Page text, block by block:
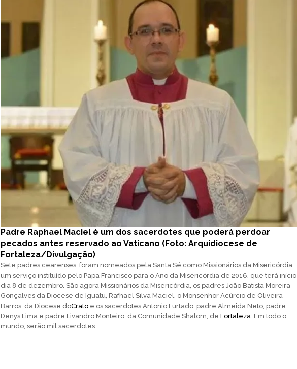
Padre Raphael Maciel é um dos sacerdotes que poderá perdoar
pecados antes reservado ao Vaticano (Foto: Arquidiocese de
Fortaleza/Divulgação)
Sete padres cearenses foram nomeados pela Santa Sé como Missionários da Misericórdia,
um serviço instituído pelo Papa Francisco para o Ano da Misericórdia de 2016, que terá início
dia 8 de dezembro. São agora Missionários da Misericórdia, os padres João Batista Moreira
Gonçalves da Diocese de Iguatu, Rafhael Silva Maciel, o Monsenhor Acúrcio de Oliveira
Barros, da Diocese doCrato e os sacerdotes Antonio Furtado, padre Almeida Neto, padre
Denys Lima e padre Livandro Monteiro, da Comunidade Shalom, de Fortaleza. Em todo o
mundo, serão mil sacerdotes.